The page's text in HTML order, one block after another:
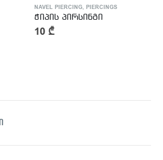
NAVEL PIERCING, PIERCINGS
ჭიპის პირსინგი
10 ₾